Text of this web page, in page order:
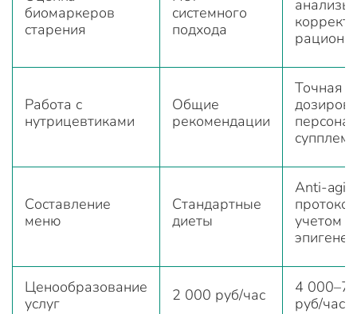
биомаркеров
старения
системного
подхода
анализы
рацион
Работа с
нутрицевтиками
Общие
рекомендации
Точная
Составление
меню
Стандартные
диеты
Anti-
учетом
Ценообразование
услуг
2 000 руб/час
4 000–7
руб/час